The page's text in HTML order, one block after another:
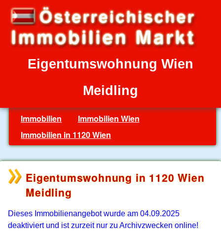
Eigentumswohnung Wien
Meidling
Immobilien
Immobilien Wien
Immobilien in 1120 Wien
Eigentumswohnung in 1120 Wien
Meidling
Dieses Immobilienangebot wurde am 04.09.2025
deaktiviert und ist zurzeit nur zu Archivzwecken online!